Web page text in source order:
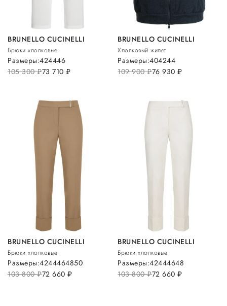
BRUNELLO CUCINELLI
Брюки хлопковые
105 300руб.73 710 руб.
Размеры:424446
BRUNELLO CUCINELLI
Хлопковый жилет
109 900руб.76 930руб.
Размеры:404244
BRUNELLO CUCINELLI
Брюки хлопковые
103 800руб.72 660 руб.
Размеры:4244464850
BRUNELLO CUCINELLI
Брюки хлопковые
103 800руб.72 660руб.
Размеры:42444648